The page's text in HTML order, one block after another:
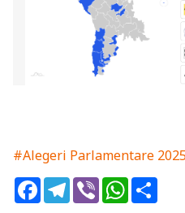
#Alegeri Parlamentare
FacebookTelegram
ViberWhatsApp